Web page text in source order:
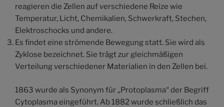
reagieren die Zellen auf verschiedene Reize wie
Temperatur, Licht, Chemikalien, Schwerkraft, Stechen,
Elektroschocks und andere.
Es findet eine strömende Bewegung statt. Sie wird als
Zyklose bezeichnet. Sie trägt zur gleichmäßigen
Verteilung verschiedener Materialien in den Zellen bei.
1863 wurde als Synonym für „Protoplasma“ der Begriff
Cytoplasma eingeführt. Ab 1882 wurde schließlich das